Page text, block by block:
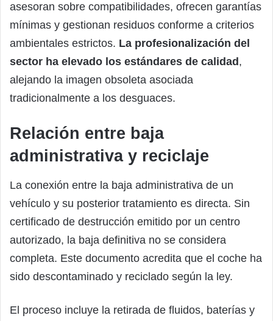
asesoran sobre compatibilidades, ofrecen garantías
mínimas y gestionan residuos conforme a criterios
ambientales estrictos. La profesionalización del
sector ha elevado los estándares de calidad ,
alejando la imagen obsoleta asociada
tradicionalmente a los desguaces.
Relación entre baja
administrativa y reciclaje
La conexión entre la baja administrativa de un
vehículo y su posterior tratamiento es directa. Sin
certificado de destrucción emitido por un centro
autorizado, la baja definitiva no se considera
completa. Este documento acredita que el coche ha
sido descontaminado y reciclado según la ley.
El proceso incluye la retirada de fluidos, baterías y